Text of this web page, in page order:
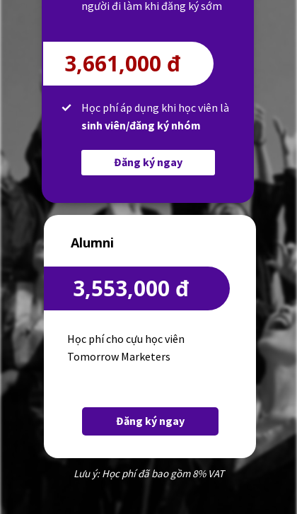
3,553,000 đ
Alumni
Học phí cho cựu học viên
Tomorrow Marketers
Đăng ký ngay
Đăng ký ngay
người đi làm khi đăng ký sớm
3,661,000 đ
Học phí áp dụng khi học viên là
sinh viên/đăng ký nhóm
Lưu ý: Học phí đã bao gồm 8% VAT